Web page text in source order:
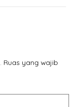
Ruas yang wajib